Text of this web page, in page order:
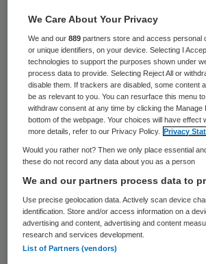
Het NIVEL schrijft dat 40
Nederlanders vindt dat
een hogere zorgpremie moet
het SCP schrijft dat bijna de
bevolking “het acceptabel
een grotere financiële bijdrage
“Bij een ongezonde levensstijl
denken aan roken en te zwaar
NIVEL-onderzoekster Joke
Neutraal
We Care About Your Privacy
We and our889 partners store and access personal
or unique identifiers, on your device. Selecting I
technologies to support the purposes shown under
process data to provide. Selecting Reject All or
disable them. If trackers are disabled, some content
be as relevant to you. You can resurface this menu
withdraw consent at any time by clicking the Manage
bottom of the webpage. Your choices will have effect
more details, refer to our Privacy Policy.
Privacy
Would you rather not? Then we only place essential
these do not record any data about you as a person
We and our partners process data to
Use precise geolocation data. Actively scan device
identification. Store and/or access information on a
advertising and content, advertising and content
research and services development.
List of Partners (vendors)